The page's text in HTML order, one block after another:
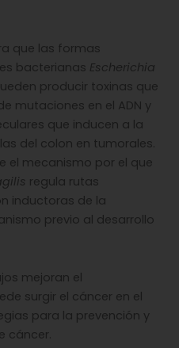
que las formas
bacterianas Escherichia
producir toxinas que
mutaciones en el ADN y
que inducen a la
del colon en tumorales.
el mecanismo por el que
regula rutas
inductoras de la
previo al desarrollo
mejoran el
surgir el cáncer en el
para la prevención y
cáncer.